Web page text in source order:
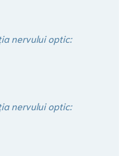
nervului optic:
nervului optic: